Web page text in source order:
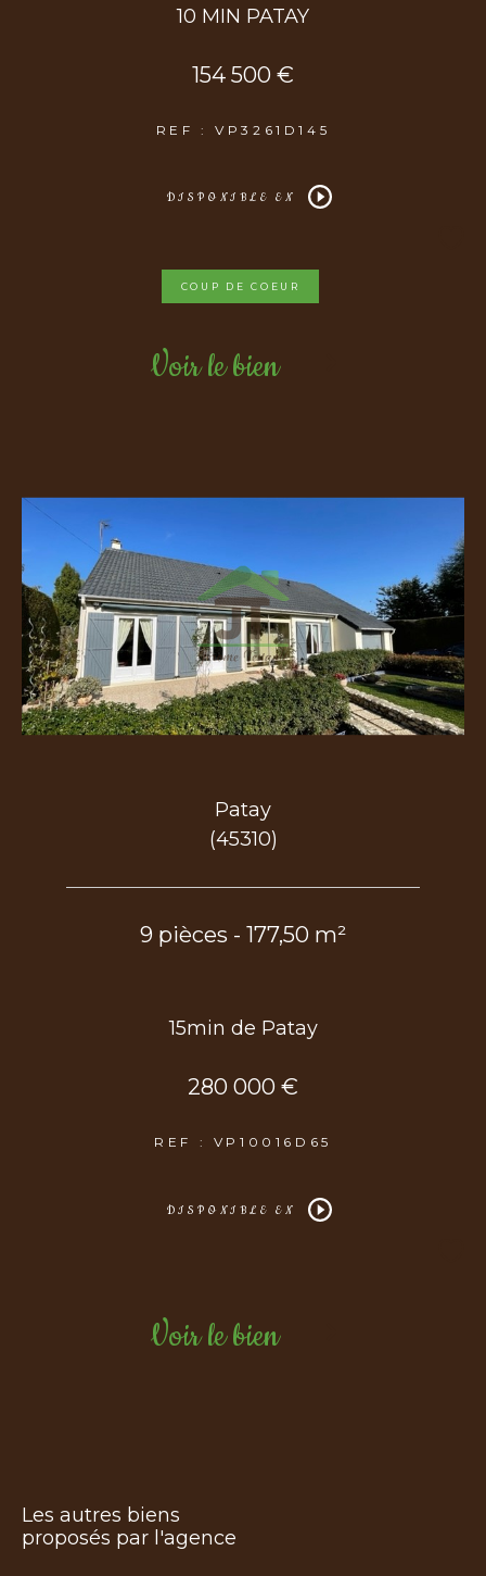
10 MIN PATAY
154 500 €
REF : VP3261D145
DISPONIBLE EN
COUP DE COEUR
Voir le bien
Patay
(45310)
9 pièces - 177,50 m²
15min de Patay
280 000 €
REF : VP10016D65
DISPONIBLE EN
Voir le bien
Les autres biens
proposés par l'agence